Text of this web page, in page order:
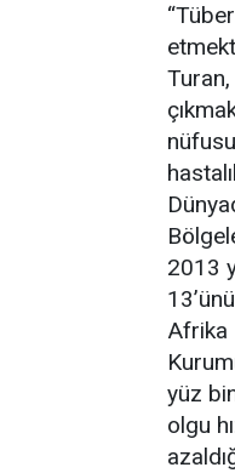
2013
Afrika
yüz
olgu